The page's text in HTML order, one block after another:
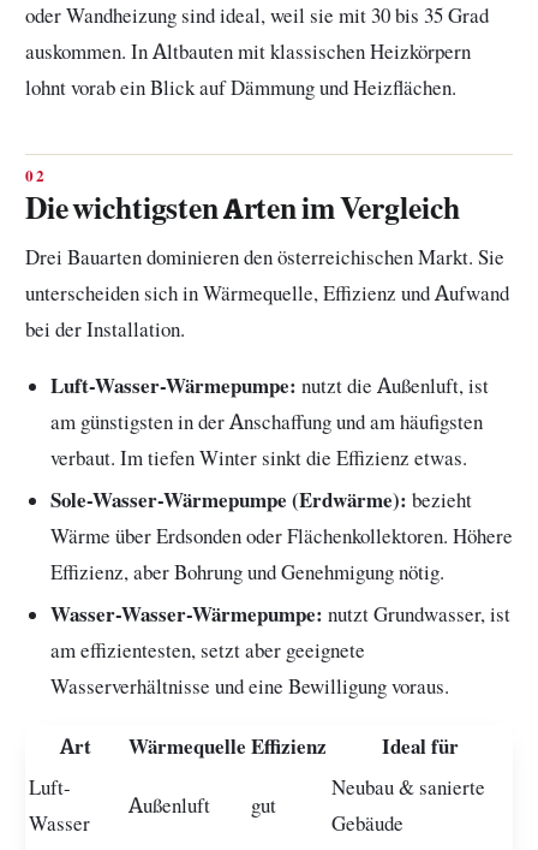
oder Wandheizung sind ideal, weil sie mit 30 bis 35 Grad
auskommen. In Altbauten mit klassischen Heizkörpern
lohnt vorab ein Blick auf Dämmung und Heizflächen.
Die wichtigsten Arten im Vergleich
Drei Bauarten dominieren den österreichischen Markt. Sie
unterscheiden sich in Wärmequelle, Effizienz und Aufwand
bei der Installation.
Luft-Wasser-Wärmepumpe: nutzt die Außenluft, ist
am günstigsten in der Anschaffung und am häufigsten
verbaut. Im tiefen Winter sinkt die Effizienz etwas.
Sole-Wasser-Wärmepumpe (Erdwärme): bezieht
Wärme über Erdsonden oder Flächenkollektoren. Höhere
Effizienz, aber Bohrung und Genehmigung nötig.
Wasser-Wasser-Wärmepumpe: nutzt Grundwasser, ist
am effizientesten, setzt aber geeignete
Wasserverhältnisse und eine Bewilligung voraus.
Art Wärmequelle Effizienz
Ideal für
Luft-
Wasser
Außenluft gut
Neubau & sanierte
Gebäude